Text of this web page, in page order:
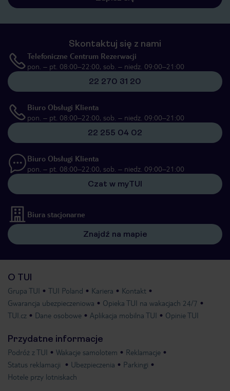
Skontaktuj się z nami
Telefoniczne Centrum Rezerwacji
pon. – pt. 08:00–22:00, sob. – niedz. 09:00–21:00
22 270 31 20
Biuro Obsługi Klienta
pon. – pt. 08:00–22:00, sob. – niedz. 09:00–21:00
22 255 04 02
Biuro Obsługi Klienta
pon. – pt. 08:00–22:00, sob. – niedz. 09:00–21:00
Czat w myTUI
Biura stacjonarne
Znajdź na mapie
O TUI
Grupa TUI TUI Poland Kariera
Kontakt
Gwarancja ubezpieczeniowa
Opieka TUI na wakacjach 24/7
TUI.cz
Dane osobowe Aplikacja mobilna TUI Opinie TUI
Przydatne informacje
Podróż z TUI Wakacje samolotem
Reklamacje
Status reklamacji
Ubezpieczenia
Parkingi
Hotele przy lotniskach